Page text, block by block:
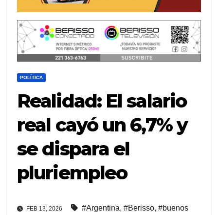
POLÍTICA
Realidad: El salario
real cayó un 6,7% y
se dispara el
pluriempleo
FEB 13, 2026 #Argentina, #Berisso, #buenos